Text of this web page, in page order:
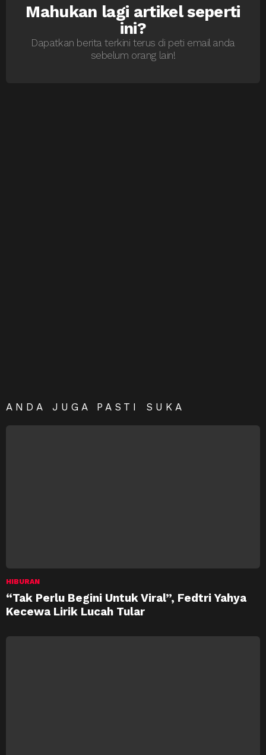
NEWSLETTER
Mahukan lagi artikel seperti
ini?
Dapatkan berita terkini terus di peti email anda
sebelum orang lain!
ANDA JUGA PASTI SUKA
HIBURAN
“Tak Perlu Begini Untuk Viral”, Fedtri Yahya
Kecewa Lirik Lucah Tular